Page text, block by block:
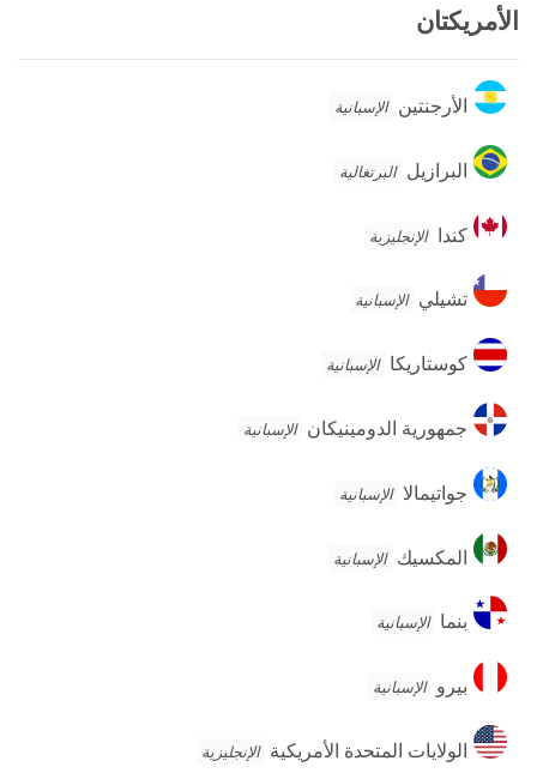
الأمريكتان
الأرجنتين
الأرجنتين الإسبانية
البرازيل
البرازيل البرتغالية
كنداكندا الإنجليزية
تشيلي
تشيلي الإسبانية
كوستاريكا
كوستاريكا الإسبانية
جمهورية
الدومينيكان
جمهورية الدومينيكان الإسبانية
جواتيمالا
جواتيمالا الإسبانية
المكسيك
المكسيك الإسبانية
بنمابنما الإسبانية
بيروبيرو الإسبانية
الولايات
المتحدة
الولايات المتحدة الأمريكية الإنجليزية